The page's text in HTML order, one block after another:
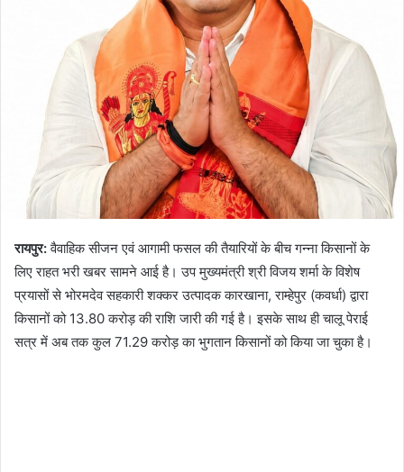
रायपुर:वैवाहिक सीजन एवं आगामी फसल की तैयारियों के बीच गन्ना किसानों के
लिए राहत भरी खबर सामने आई है। उप मुख्यमंत्री श्री विजय शर्मा के विशेष
प्रयासों से भोरमदेव सहकारी शक्कर उत्पादक कारखाना, राम्हेपुर (कवर्धा) द्वारा
किसानों को 13.80 करोड़ की राशि जारी की गई है। इसके साथ ही चालू पेराई
सत्र में अब तक कुल 71.29 करोड़ का भुगतान किसानों को किया जा चुका है।